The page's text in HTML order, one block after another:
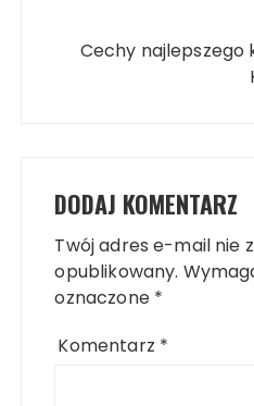
Cechy najlepszego
DODAJ KOMENTARZ
Twój adres e-mail nie
opublikowany.
oznaczone *
Komentarz *